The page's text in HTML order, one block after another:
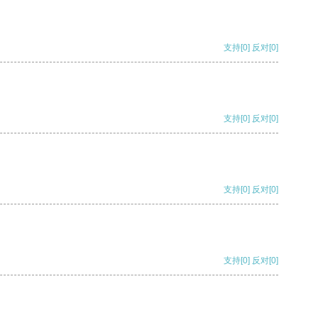
支持[0] 反对[0]
支持[0] 反对[0]
支持[0] 反对[0]
支持[0] 反对[0]